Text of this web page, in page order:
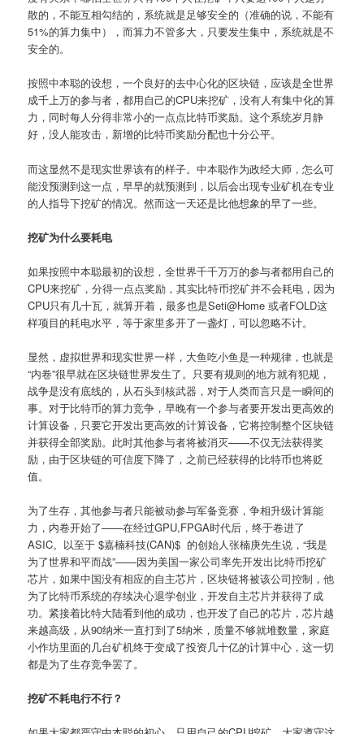
散的，不能互相勾结的，系统就是足够安全的（准确的说，不能有
51%的算力集中），而算力不管多大，只要发生集中，系统就是不
安全的。
按照中本聪的设想，一个良好的去中心化的区块链，应该是全世界
成千上万的参与者，都用自己的CPU来挖矿，没有人有集中化的算
力，同时每人分得非常小的一点点比特币奖励。这个系统岁月静
好，没人能攻击，新增的比特币奖励分配也十分公平。
而这显然不是现实世界该有的样子。中本聪作为政经大师，怎么可
能没预测到这一点，早早的就预测到，以后会出现专业矿机在专业
的人指导下挖矿的情况。然而这一天还是比他想象的早了一些。
挖矿为什么要耗电
如果按照中本聪最初的设想，全世界千千万万的参与者都用自己的
CPU来挖矿，分得一点点奖励，其实比特币挖矿并不会耗电，因为
CPU只有几十瓦，就算开着，最多也是Seti@Home 或者FOLD这
样项目的耗电水平，等于家里多开了一盏灯，可以忽略不计。
显然，虚拟世界和现实世界一样，大鱼吃小鱼是一种规律，也就是
“内卷”很早就在区块链世界发生了。只要有规则的地方就有犯规，
战争是没有底线的，从石头到核武器，对于人类而言只是一瞬间的
事。对于比特币的算力竞争，早晚有一个参与者要开发出更高效的
计算设备，只要它开发出更高效的计算设备，它将控制整个区块链
并获得全部奖励。此时其他参与者将被消灭——不仅无法获得奖
励，由于区块链的可信度下降了，之前已经获得的比特币也将贬
值。
为了生存，其他参与者只能被动参与军备竞赛，争相升级计算能
力，内卷开始了——在经过GPU,FPGA时代后，终于卷进了
ASIC。以至于 $嘉楠科技(CAN)$ 的创始人张楠庚先生说，“我是
为了世界和平而战”——因为美国一家公司率先开发出比特币挖矿
芯片，如果中国没有相应的自主芯片，区块链将被该公司控制，他
为了比特币系统的存续决心退学创业，开发自主芯片并获得了成
功。紧接着比特大陆看到他的成功，也开发了自己的芯片，芯片越
来越高级，从90纳米一直打到了5纳米，质量不够就堆数量，家庭
小作坊里面的几台矿机终于变成了投资几十亿的计算中心，这一切
都是为了生存竞争罢了。
挖矿不耗电行不行？